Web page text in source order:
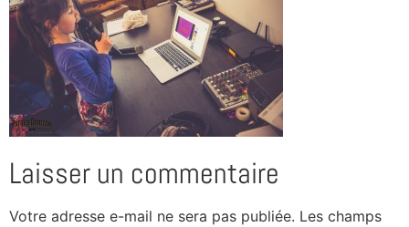
Laisser un commentaire
Votre adresse e-mail ne sera pas publiée. Les champs